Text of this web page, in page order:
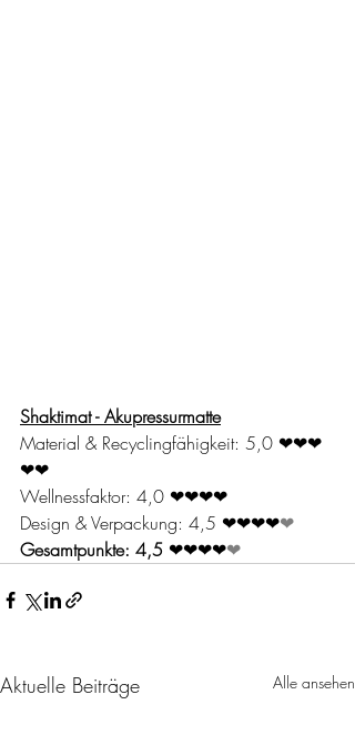
Shaktimat - Akupressurmatte
Material & Recyclingfähigkeit: 5,0 ❤❤❤
❤❤
Wellnessfaktor: 4,0 ❤❤❤❤
Design & Verpackung: 4,5 ❤❤❤❤❤
Gesamtpunkte: 4,5 ❤❤❤❤❤
Aktuelle Beiträge Alle ansehen